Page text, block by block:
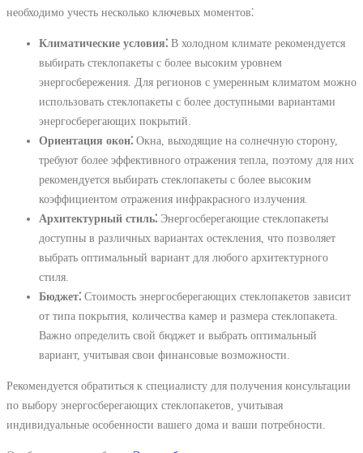
необходимо учесть несколько ключевых моментов⁚
Климатические условия⁚ В холодном климате рекомендуется
выбирать стеклопакеты с более высоким уровнем
энергосбережения. Для регионов с умеренным климатом можно
использовать стеклопакеты с более доступными вариантами
энергосберегающих покрытий.
Ориентация окон⁚ Окна, выходящие на солнечную сторону,
требуют более эффективного отражения тепла, поэтому для них
рекомендуется выбирать стеклопакеты с более высоким
коэффициентом отражения инфракрасного излучения.
Архитектурный стиль⁚ Энергосберегающие стеклопакеты
доступны в различных вариантах остекления, что позволяет
выбрать оптимальный вариант для любого архитектурного
стиля.
Бюджет⁚ Стоимость энергосберегающих стеклопакетов зависит
от типа покрытия, количества камер и размера стеклопакета.
Важно определить свой бюджет и выбрать оптимальный
вариант, учитывая свои финансовые возможности.
Рекомендуется обратиться к специалисту для получения консультации
по выбору энергосберегающих стеклопакетов, учитывая
индивидуальные особенности вашего дома и ваши потребности.